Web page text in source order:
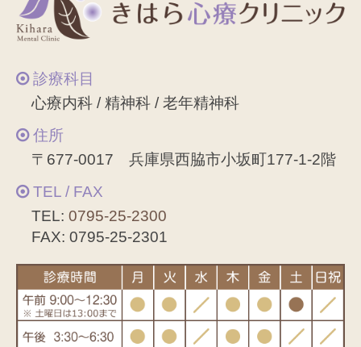
診療科目
心療内科 / 精神科 / 老年精神科
住所
〒677-0017 兵庫県西脇市小坂町177-1-2階
TEL / FAX
TEL:0795-25-2300
FAX: 0795-25-2301